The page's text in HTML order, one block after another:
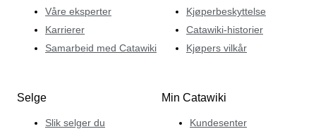
Våre eksperter
Karrierer
Samarbeid med Catawiki
Kjøperbeskyttelse
Catawiki-historier
Kjøpers vilkår
Selge
Slik selger du
Min Catawiki
Kundesenter